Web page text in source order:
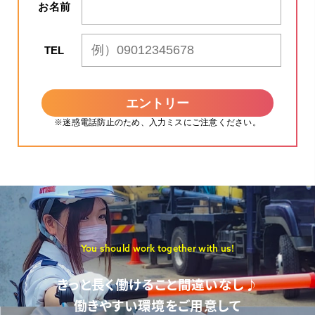
お名前
TEL
※迷惑電話防止のため、入力ミスにご注意ください。
You should work together with us!
きっと長く働けること間違いなし♪
働きやすい環境をご用意して